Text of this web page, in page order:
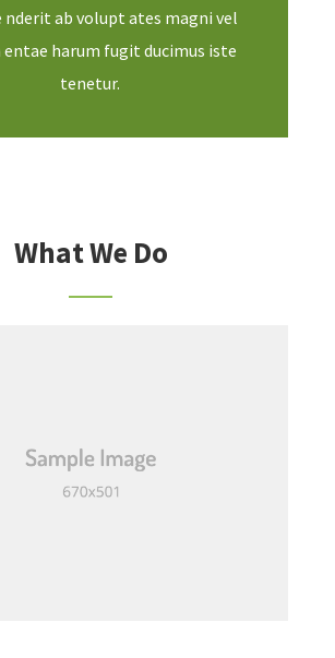
nderit ab volupt ates magni vel
harum fugit ducimus iste
tenetur.
What We Do